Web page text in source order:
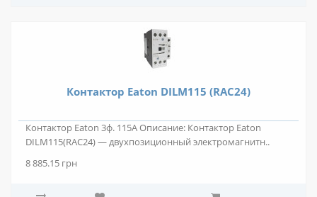
Контактор Eaton DILM115 (RAC24)
Контактор Eaton 3ф. 115А Описание: Контактор Eaton
DILM115(RAC24) — двухпозиционный электромагнитн..
8 885.15 грн